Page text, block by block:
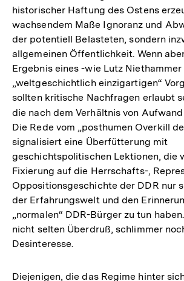
historischer Haftung des Ostens
wachsendem Maße Ignoranz und
der potentiell Belasteten, sondern
allgemeinen Öffentlichkeit. Wenn
Ergebnis eines -wie Lutz
„weltgeschichtlich einzigartigen“
sollten kritische Nachfragen erlaubt
die nach dem Verhältnis von
Die Rede vom „posthumen Overkill
signalisiert eine Überfütterung mit
geschichtspolitischen Lektionen, die
Fixierung auf die Herrschafts-,
Oppositionsgeschichte der DDR nur
der Erfahrungswelt und den
„normalen“ DDR-Bürger zu tun
nicht selten Überdruß, schlimmer
Desinteresse.
Diejenigen, die das Regime hinter